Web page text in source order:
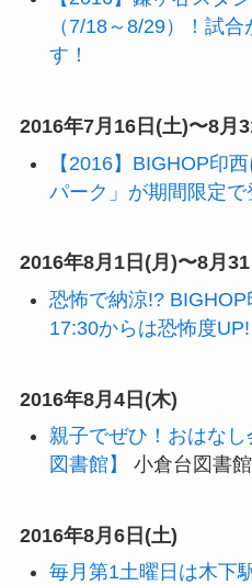
（7/18～8/29）！試
す！
2016年7月16日(土)〜8月
【2016】BIGHOP印
パーク」が期間限定で
2016年8月1日(月)〜8月
恐怖で納涼!?
17:30からは恐怖度UP!
2016年8月4日(木)
親子でぜひ！おはな
図書館】
小倉台図書館
2016年8月6日(土)
毎月第1土曜日は木下